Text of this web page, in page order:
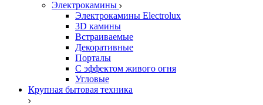
Электрокамины
Электрокамины Electrolux
3D камины
Встраиваемые
Декоративные
Порталы
С эффектом живого огня
Угловые
Крупная бытовая техника